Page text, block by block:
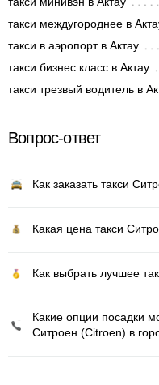
такси междугороднее в
такси в аэропорт в Актау
такси бизнес класс в Актау
такси трезвый водитель в
Вопрос-ответ
Как заказать такси
Какая цена такси
Как выбрать лучшее
Какие опции посадки
Ситроен (Citroen) в